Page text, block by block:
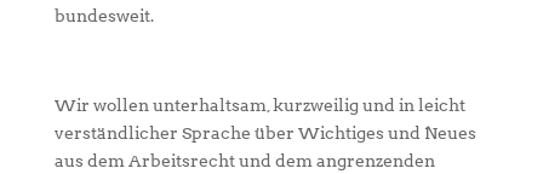
bundesweit.
Wir wollen unterhaltsam, kurzweilig und in leicht
verständlicher Sprache über Wichtiges und Neues
aus dem Arbeitsrecht und dem angrenzenden